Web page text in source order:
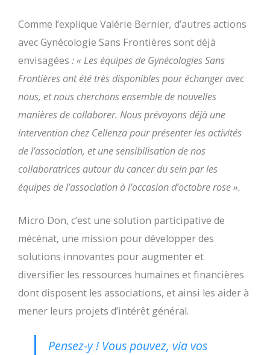
Comme l’explique Valérie Bernier, d’autres actions
avec Gynécologie Sans Frontières sont déjà
envisagées : « Les équipes de Gynécologies Sans
Frontières ont été très disponibles pour échanger avec
nous, et nous cherchons ensemble de nouvelles
manières de collaborer. Nous prévoyons déjà une
intervention chez Cellenza pour présenter les activités
de l’association, et une sensibilisation de nos
collaboratrices autour du cancer du sein par les
équipes de l’association à l’occasion d’octobre rose ».
Micro Don, c’est une solution participative de
mécénat, une mission pour développer des
solutions innovantes pour augmenter et
diversifier les ressources humaines et financières
dont disposent les associations, et ainsi les aider à
mener leurs projets d’intérêt général.
Pensez-y ! Vous pouvez, via vos